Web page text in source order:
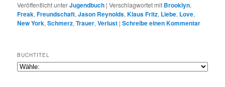
Veröffentlicht unterJugendbuch |Verschlagwortet mit Brooklyn,
Freak,Freundschaft,Jason Reynolds,Klaus Fritz, Liebe, Love,
New York,Schmerz,Trauer,Verlust |Schreibe einen Kommentar
BUCHTITEL